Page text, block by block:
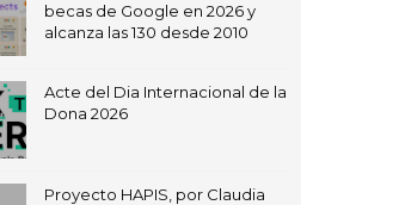
becas de Google en 2026 y
alcanza las 130 desde 2010
Acte del Dia Internacional de la
Dona 2026
Proyecto HAPIS, por Claudia